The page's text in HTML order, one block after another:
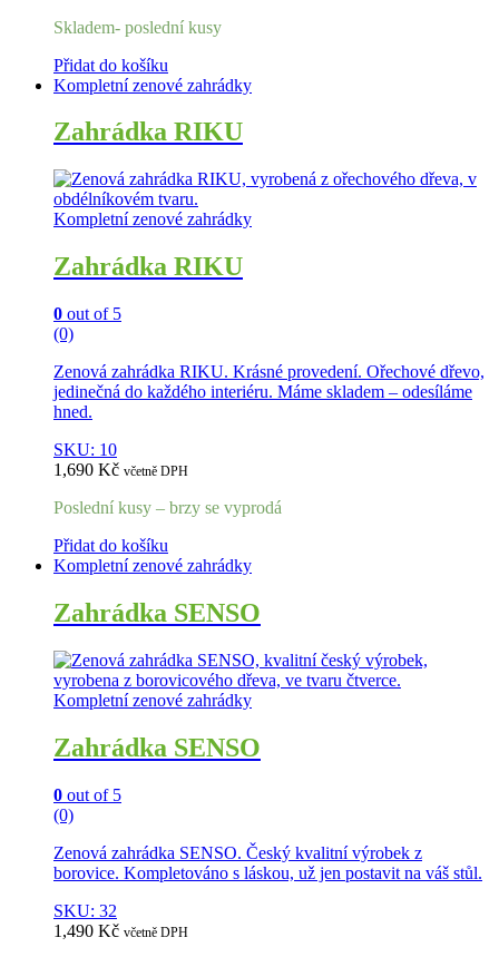
Skladem- poslední kusy
Přidat do košíku
Kompletní zenové zahrádky
Zahrádka RIKU
Kompletní zenové zahrádky
Zahrádka RIKU
0 out of 5
(0)
Zenová zahrádka RIKU. Krásné provedení. Ořechové dřevo,
jedinečná do každého interiéru. Máme skladem – odesíláme
hned.
SKU: 10
1,690 Kč včetně DPH
Poslední kusy – brzy se vyprodá
Přidat do košíku
Kompletní zenové zahrádky
Zahrádka SENSO
Kompletní zenové zahrádky
Zahrádka SENSO
0 out of 5
(0)
Zenová zahrádka SENSO. Český kvalitní výrobek z
borovice. Kompletováno s láskou, už jen postavit na váš stůl.
SKU: 32
1,490 Kč včetně DPH